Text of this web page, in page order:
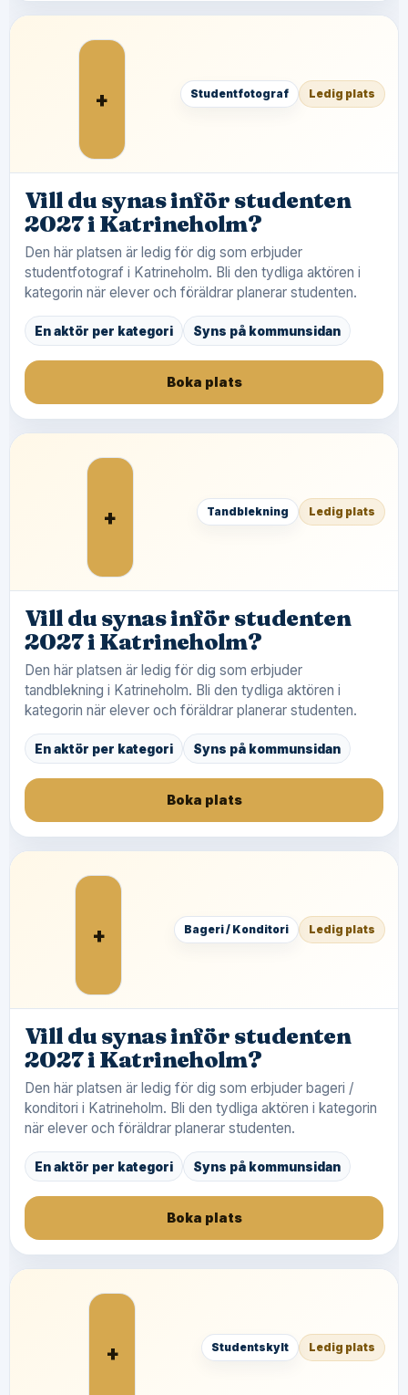
+ Studentfotograf Ledig plats
Vill du synas inför studenten
2027 i Katrineholm?
Den här platsen är ledig för dig som erbjuder
studentfotograf i Katrineholm. Bli den tydliga aktören i
kategorin när elever och föräldrar planerar studenten.
En aktör per kategori Syns på kommunsidan
Boka plats
+ Tandblekning Ledig plats
Vill du synas inför studenten
2027 i Katrineholm?
Den här platsen är ledig för dig som erbjuder
tandblekning i Katrineholm. Bli den tydliga aktören i
kategorin när elever och föräldrar planerar studenten.
En aktör per kategori Syns på kommunsidan
Boka plats
+ Bageri / Konditori Ledig plats
Vill du synas inför studenten
2027 i Katrineholm?
Den här platsen är ledig för dig som erbjuder bageri /
konditori i Katrineholm. Bli den tydliga aktören i kategorin
när elever och föräldrar planerar studenten.
En aktör per kategori Syns på kommunsidan
Boka plats
+ Studentskylt Ledig plats